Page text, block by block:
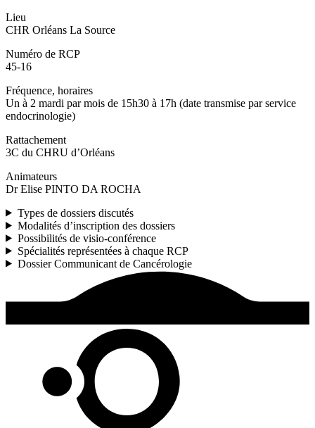
Lieu
CHR Orléans La Source
Numéro de RCP
45-16
Fréquence, horaires
Un à 2 mardi par mois de 15h30 à 17h (date transmise par service
endocrinologie)
Rattachement
3C du CHRU d’Orléans
Animateurs
Dr Elise PINTO DA ROCHA
Types de dossiers discutés
Modalités d’inscription des dossiers
Possibilités de visio-conférence
Spécialités représentées à chaque RCP
Dossier Communicant de Cancérologie